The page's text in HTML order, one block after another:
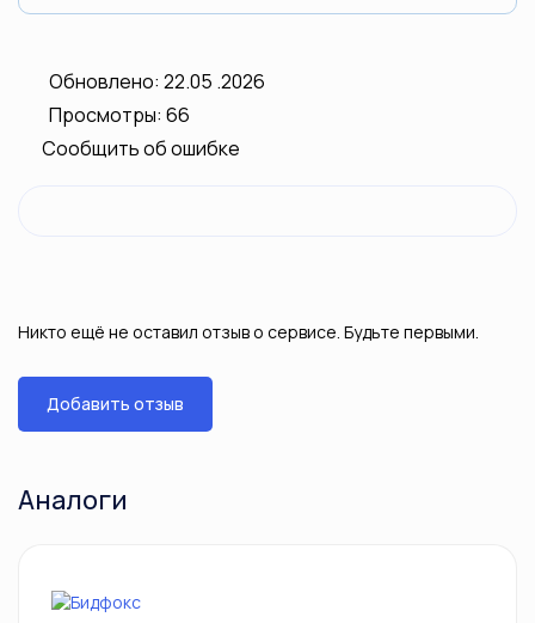
Обновлено: 22.05 .2026
Просмотры: 66
Сообщить об ошибке
Никто ещё не оставил отзыв о сервисе. Будьте первыми.
Добавить отзыв
Аналоги